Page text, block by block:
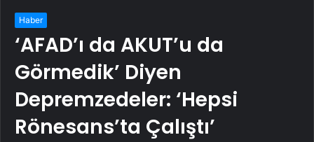
Haber
‘AFAD’ı da AKUT’u da
Görmedik’ Diyen
Depremzedeler: ‘Hepsi
Rönesans’ta Çalıştı’